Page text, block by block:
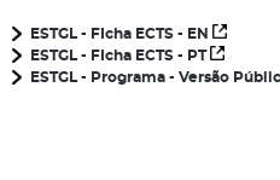
ESTGL - FIcha ECTS - EN
ESTGL - FIcha ECTS - PT
ESTGL - Programa - Versão